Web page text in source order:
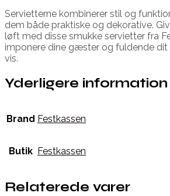
Servietterne kombinerer stil og
dem både praktiske og dekorative.
løft med disse smukke servietter fra
imponere dine gæster og fuldende
vis.
Yderligere information
Brand Festkassen
Butik Festkassen
Relaterede varer